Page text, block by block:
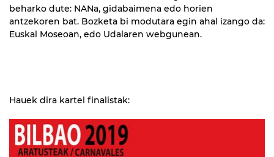
beharko dute: NANa, gidabaimena edo horien
antzekoren bat. Bozketa bi modutara egin ahal izango da:
Euskal Moseoan, edo Udalaren webgunean.
Hauek dira kartel finalistak: